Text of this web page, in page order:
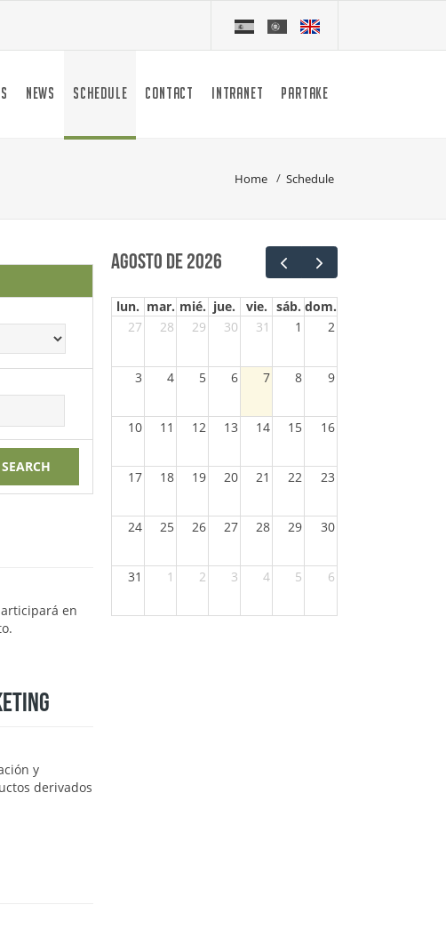
NEWS SCHEDULE CONTACT INTRANET PARTAKE
Home Schedule
SEARCH
en
y
derivados
agosto de 2026
lun. mar. mié. jue. vie. sáb. dom.
27
28 29 30 31 1 2
3 4 5 6 7 8 9
10 11 12 13 14 15 16
17 18 19 20 21 22 23
24 25 26 27 28 29 30
31 1 2 3 4 5 6